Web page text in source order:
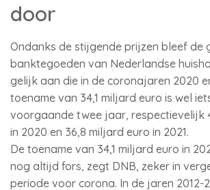
door
Ondanks de stijgende prijzen bleef de
banktegoeden van Nederlandse
gelijk aan die in de coronajaren 2020
toename van 34,1 miljard euro is wel
voorgaande twee jaar, respectievelijk
in 2020 en 36,8 miljard euro in 2021.
De toename van 34,1 miljard euro in
nog altijd fors, zegt DNB, zeker in
periode voor corona. In de jaren 2012-